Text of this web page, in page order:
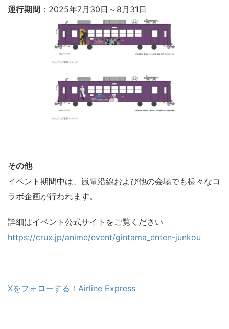
運行期間 ：2025年7月30日～8月31日
その他
イベント期間中は、嵐電沿線および他の会場でも様々なコ
ラボ企画が行われます。
詳細はイベント公式サイトをご覧ください
https://crux.jp/anime/event/gintama_enten-junkou
Xをフォローする！Airline Express